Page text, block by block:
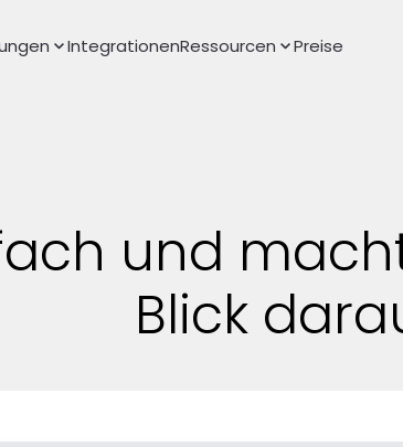
und
Blick
IntegrationenRessourcen Preise